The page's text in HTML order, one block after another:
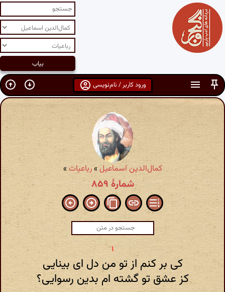
ورود کاربر / نام‌نویسی
کمال‌الدین اسماعیل»رباعیات»
شمارهٔ ۸۵۹
کی بر کنم از تو من دل ای بینایی
کز عشق تو گشته ام بدین رسوایی؟